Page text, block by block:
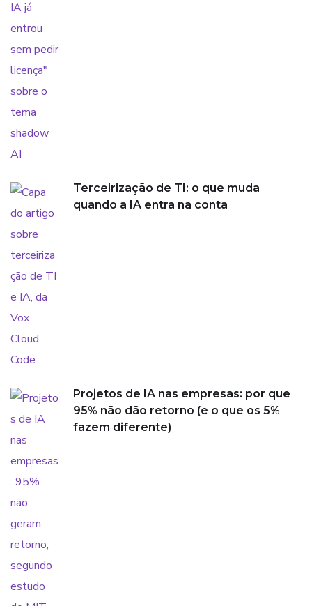
Terceirização de TI: o que muda
quando a IA entra na conta
Projetos de IA nas empresas: por que
95% não dão retorno (e o que os 5%
fazem diferente)